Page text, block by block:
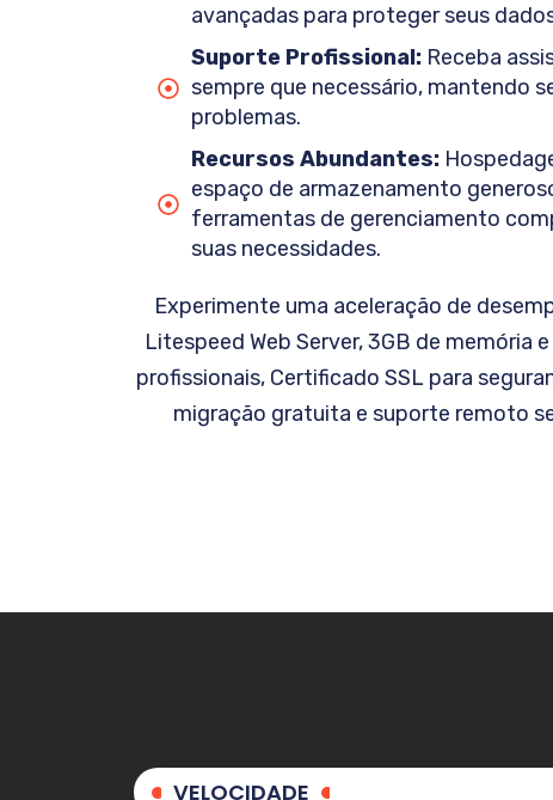
avançadas para proteger seus
Suporte Profissional:Receba
sempre que necessário, mantendo
problemas.
Recursos Abundantes:
espaço de armazenamento
ferramentas de gerenciamento
suas necessidades.
Experimente uma aceleração de
Litespeed Web Server, 3GB de
profissionais, Certificado SSL para
migração gratuita e suporte remoto
VELOCIDADE